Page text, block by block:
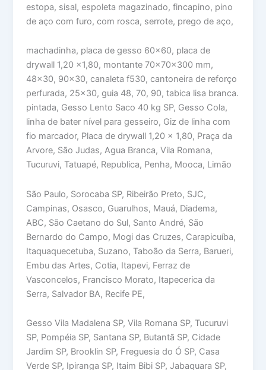
estopa, sisal, espoleta magazinado, fincapino, pino
de aço com furo, com rosca, serrote, prego de aço,
machadinha, placa de gesso 60×60, placa de
drywall 1,20 x1,80, montante 70x70x300 mm,
48×30, 90×30, canaleta f530, cantoneira de reforço
perfurada, 25×30, guia 48, 70, 90, tabica lisa branca.
pintada, Gesso Lento Saco 40 kg SP, Gesso Cola,
linha de bater nível para gesseiro, Giz de linha com
fio marcador, Placa de drywall 1,20 x 1,80, Praça da
Arvore, São Judas, Agua Branca, Vila Romana,
Tucuruvi, Tatuapé, Republica, Penha, Mooca, Limão
São Paulo, Sorocaba SP, Ribeirão Preto, SJC,
Campinas, Osasco, Guarulhos, Mauá, Diadema,
ABC, São Caetano do Sul, Santo André, São
Bernardo do Campo, Mogi das Cruzes, Carapicuíba,
Itaquaquecetuba, Suzano, Taboão da Serra, Barueri,
Embu das Artes, Cotia, Itapevi, Ferraz de
Vasconcelos, Francisco Morato, Itapecerica da
Serra, Salvador BA, Recife PE,
Gesso Vila Madalena SP, Vila Romana SP, Tucuruvi
SP, Pompéia SP, Santana SP, Butantã SP, Cidade
Jardim SP, Brooklin SP, Freguesia do Ó SP, Casa
Verde SP, Ipiranga SP, Itaim Bibi SP, Jabaquara SP,